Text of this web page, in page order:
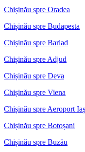
Chișinău spre Oradea
Chișinău spre Budapesta
Chișinău spre Barlad
Chișinău spre Adjud
Chișinău spre Deva
Chișinău spre Viena
Chișinău spre Aeroport
Chișinău spre Botoșani
Chișinău spre Buzău